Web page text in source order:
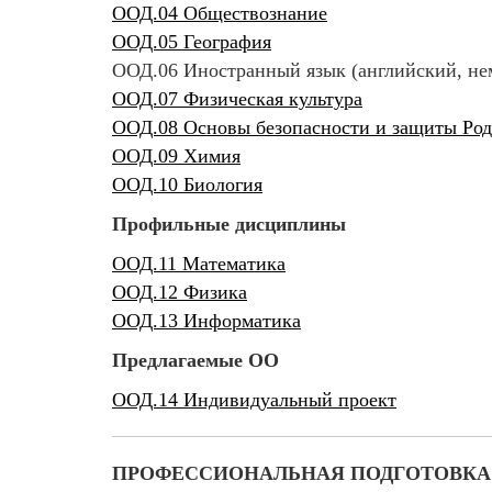
ООД.04 Обществознание
ООД.05 География
ООД.06 Иностранный язык (английский,
ООД.07 Физическая культура
ООД.08 Основы безопасности и защиты
ООД.09 Химия
ООД.10 Биология
Профильные дисциплины
ООД.11 Математика
ООД.12 Физика
ООД.13 Информатика
Предлагаемые ОО
ООД.14 Индивидуальный проект
ПРОФЕССИОНАЛЬНАЯ ПОДГОТОВКА